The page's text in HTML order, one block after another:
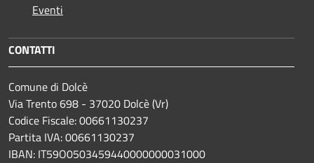
Eventi
CONTATTI
Comune di Dolcè
Via Trento 698 - 37020 Dolcè (Vr)
Codice Fiscale: 00661130237
Partita IVA: 00661130237
IBAN: IT59O0503459440000000031000